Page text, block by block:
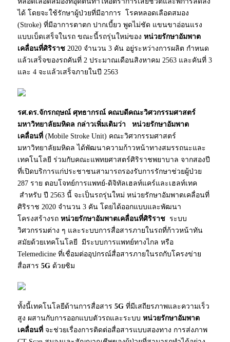
ได้ โดยจะใช้รักษาผู้ป่วยที่มีอาการ โรคหลอดเลือดสมอง
(Stroke) ที่มีอาการตาตก ปากเบี้ยว พูดไม่ชัด แขนขาอ่อนแรง
แบบเบ็ดเสร็จในรถ ขณะนี้รถรุ่นใหม่ของ หน่วยรักษาอัมพาต
เคลื่อนที่ศิริราช 2020 จำนวน 3 คัน อยู่ระหว่างการผลิต กำหนด
แล้วเสร็จของรถคันที่ 2 ประมาณเดือนสิงหาคม 2563 และคันที่ 3
และ 4 จะแล้วเสร็จภายในปี 2563
รศ.ดร.จักรกฤษณ์ ศุทธากรณ์ คณบดีคณะวิศวกรรมศาสตร์
มหาวิทยาลัยมหิดล กล่าวเพิ่มเติมว่า
หน่วยรักษาอัมพาต
เคลื่อนที่ (Mobile Stroke Unit) คณะวิศวกรรมศาสตร์
มหาวิทยาลัยมหิดล ได้พัฒนาความก้าวหน้าทางสมรรถนะและ
เทคโนโลยี ร่วมกับคณะแพทยศาสตร์ศิริราชพยาบาล จากสองปี
ที่เปิดบริการแก่ประชาชนสามารถรองรับการรักษาช่วยผู้ป่วย
287 ราย ตอบโจทย์การแพทย์-ดิจิทัลเฮลท์แคร์และเฮลท์เทค
สำหรับ ปี 2563 นี้ จะเป็นรถรุ่นใหม่ หน่วยรักษาอัมพาตเคลื่อนที่
ศิริราช 2020 จำนวน 3 คัน โดยได้ออกแบบและพัฒนา
โครงสร้างรถ หน่วยรักษาอัมพาตเคลื่อนที่ศิริราช ระบบ
วิศวกรรมต่าง ๆ และระบบการสื่อสารภายในรถที่ก้าวหน้าทัน
สมัยด้วยเทคโนโลยี มีระบบการแพทย์ทางไกล หรือ
Telemedicine ที่เชื่อมต่ออุปกรณ์สื่อสารภายในรถกับโครงข่าย
สื่อสาร 5G ด้วยซิม
ทั้งนี้เทคโนโลยีด้านการสื่อสาร 5G ที่มีเสถียรภาพและความเร็ว
สูง ผสานกับการออกแบบตัวรถและระบบ หน่วยรักษาอัมพาต
เคลื่อนที่ จะช่วยเรื่องการติดต่อสื่อสารแบบสองทาง การส่งภาพ